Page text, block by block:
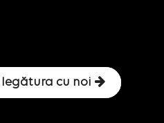
legătura cu noi